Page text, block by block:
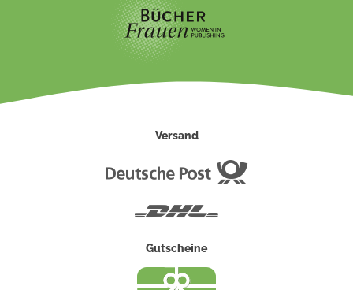
Versand
Gutscheine